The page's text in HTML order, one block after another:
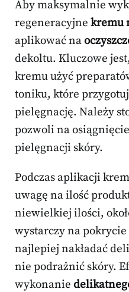
Aby maksymalnie
regeneracyjne kremu
aplikować na
dekoltu. Kluczowe
kremu użyć
toniku, które
pielęgnację. Należy
pozwoli na
pielęgnacji skóry.
Podczas aplikacji
uwagę na ilość
niewielkiej ilości,
wystarczy na pokrycie
najlepiej nakładać
nie podrażnić skóry.
wykonanie